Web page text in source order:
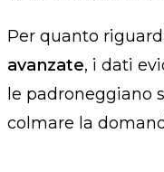
Per quanto
avanzate, i dati
le padroneggiano
colmare la